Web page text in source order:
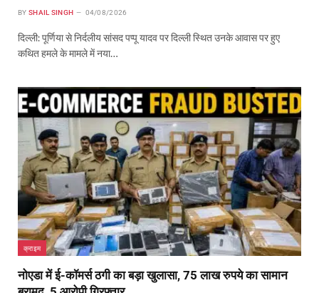
BY SHAIL SINGH 04/08/2026
दिल्ली: पूर्णिया से निर्दलीय सांसद पप्पू यादव पर दिल्ली स्थित उनके आवास पर हुए
कथित हमले के मामले में नया…
क्राइम
नोएडा में ई-कॉमर्स ठगी का बड़ा खुलासा, 75 लाख रुपये का सामान